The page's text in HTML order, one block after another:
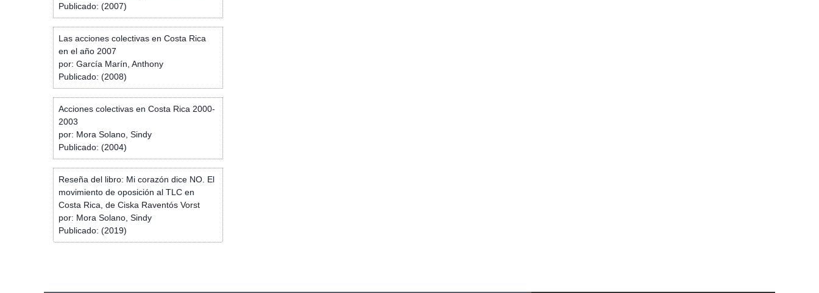
Publicado: (2007)
Las acciones colectivas en Costa Rica
en el año 2007
por: García Marín, Anthony
Publicado: (2008)
Acciones colectivas en Costa Rica 2000-
2003
por: Mora Solano, Sindy
Publicado: (2004)
Reseña del libro: Mi corazón dice NO. El
movimiento de oposición al TLC en
Costa Rica, de Ciska Raventós Vorst
por: Mora Solano, Sindy
Publicado: (2019)